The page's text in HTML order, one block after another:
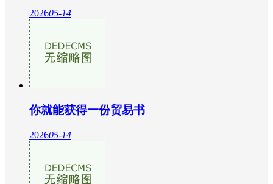
202605-14
你就能获得一份贸易书
202605-14